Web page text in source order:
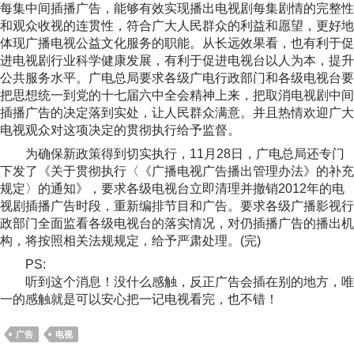
每集中间插播广告，能够有效实现播出电视剧每集剧情的完整性
和观众收视的连贯性，符合广大人民群众的利益和愿望，更好地
体现广播电视公益文化服务的职能。从长远效果看，也有利于促
进电视剧行业科学健康发展，有利于促进电视台以人为本，提升
公共服务水平。广电总局要求各级广电行政部门和各级电视台要
把思想统一到党的十七届六中全会精神上来，把取消电视剧中间
插播广告的决定落到实处，让人民群众满意。并且热情欢迎广大
电视观众对这项决定的贯彻执行给予监督。
为确保新政策得到切实执行，11月28日，广电总局还专门
下发了《关于贯彻执行〈《广播电视广告播出管理办法》的补充
规定〉的通知》，要求各级电视台立即清理并撤销2012年的电
视剧插播广告时段，重新编排节目和广告。要求各级广播影视行
政部门全面监看各级电视台的落实情况，对仍插播广告的播出机
构，将按照相关法规规定，给予严肃处理。(完)
PS:
听到这个消息！没什么感触，反正广告会插在别的地方，唯
一的感触就是可以安心把一记电视看完，也不错！
广告 电视